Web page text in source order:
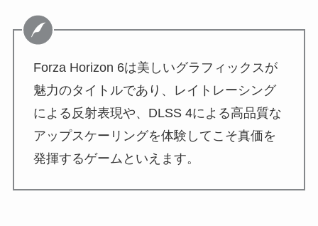
Forza Horizon 6は美しいグラフィックスが
魅力のタイトルであり、レイトレーシング
による反射表現や、DLSS 4による高品質な
アップスケーリングを体験してこそ真価を
発揮するゲームといえます。